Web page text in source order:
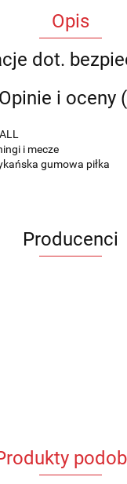
Opis
dot.
Opinie i oceny
i mecze
gumowa piłka
Producenci